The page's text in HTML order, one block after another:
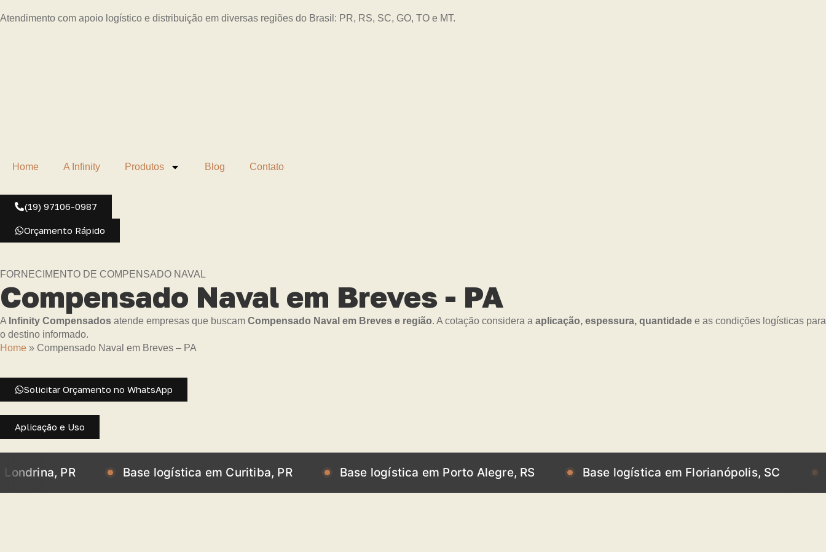
Atendimento com apoio logístico e distribuição em diversas regiões do Brasil: PR, RS, SC, GO, TO e MT.
Home A Infinity Produtos Blog Contato
(19) 97106-0987
Orçamento Rápido
FORNECIMENTO DE COMPENSADO NAVAL
Compensado Naval em Breves - PA
A Infinity Compensados atende empresas que buscam Compensado Naval em Breves e região. A cotação considera a aplicação, espessura, quantidade e as condições logísticas para
o destino informado.
Home » Compensado Naval em Breves – PA
Solicitar Orçamento no WhatsApp
Aplicação e Uso
PR Base logística em Curitiba, PR Base logística em Porto Alegre, RS Base logística em Florianópolis, SC Base